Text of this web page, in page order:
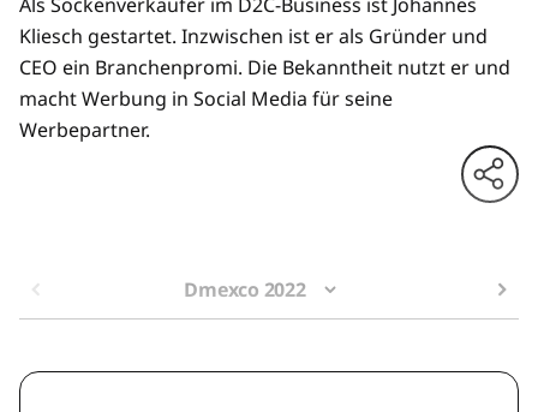
Kliesch gestartet. Inzwischen ist er als Gründer und
CEO ein Branchenpromi. Die Bekanntheit nutzt er und
macht Werbung in Social Media für seine
Werbepartner.
Dmexco 2022